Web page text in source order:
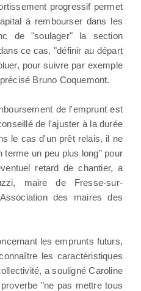
progressif permet
à rembourser dans les
de "soulager" la section
ce cas, "définir au départ
pour suivre par exemple
Bruno Coquemont.
de l'emprunt est
de l'ajuster à la durée
le cas d'un prêt relais, il ne
terme un peu plus long" pour
retard de chantier, a
maire de Fresse-sur-
des maires des
les emprunts futurs,
les caractéristiques
a souligné Caroline
"ne pas mettre tous